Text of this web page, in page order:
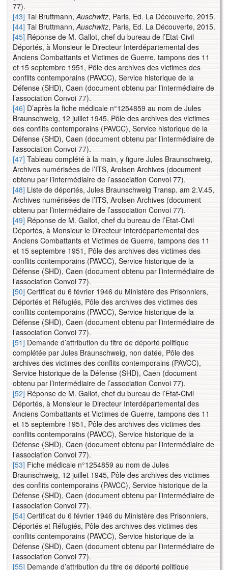
77).
[43] Tal Bruttmann,Auschwitz, Paris, Ed. La Découverte, 2015.
[44] Tal Bruttmann,Auschwitz, Paris, Ed. La Découverte, 2015.
[45] Réponse de M. Gallot, chef du bureau de l’Etat-Civil
Déportés, à Monsieur le Directeur Interdépartemental des
Anciens Combattants et Victimes de Guerre, tampons des 11
et 15 septembre 1951, Pôle des archives des victimes des
conflits contemporains (PAVCC), Service historique de la
Défense (SHD), Caen (document obtenu par l’intermédiaire de
l’association Convoi 77).
[46] D’après la fiche médicale n°1254859 au nom de Jules
Braunschweig, 12 juillet 1945, Pôle des archives des victimes
des conflits contemporains (PAVCC), Service historique de la
Défense (SHD), Caen (document obtenu par l’intermédiaire de
l’association Convoi 77).
[47] Tableau complété à la main, y figure Jules Braunschweig,
Archives numérisées de l’ITS, Arolsen Archives (document
obtenu par l’intermédiaire de l’association Convoi 77).
[48] Liste de déportés, Jules Braunschweig Transp. am 2.V.45,
Archives numérisées de l’ITS, Arolsen Archives (document
obtenu par l’intermédiaire de l’association Convoi 77).
[49] Réponse de M. Gallot, chef du bureau de l’Etat-Civil
Déportés, à Monsieur le Directeur Interdépartemental des
Anciens Combattants et Victimes de Guerre, tampons des 11
et 15 septembre 1951, Pôle des archives des victimes des
conflits contemporains (PAVCC), Service historique de la
Défense (SHD), Caen (document obtenu par l’intermédiaire de
l’association Convoi 77).
[50] Certificat du 6 février 1946 du Ministère des Prisonniers,
Déportés et Réfugiés, Pôle des archives des victimes des
conflits contemporains (PAVCC), Service historique de la
Défense (SHD), Caen (document obtenu par l’intermédiaire de
l’association Convoi 77).
[51] Demande d’attribution du titre de déporté politique
complétée par Jules Braunschweig, non datée, Pôle des
archives des victimes des conflits contemporains (PAVCC),
Service historique de la Défense (SHD), Caen (document
obtenu par l’intermédiaire de l’association Convoi 77).
[52] Réponse de M. Gallot, chef du bureau de l’Etat-Civil
Déportés, à Monsieur le Directeur Interdépartemental des
Anciens Combattants et Victimes de Guerre, tampons des 11
et 15 septembre 1951, Pôle des archives des victimes des
conflits contemporains (PAVCC), Service historique de la
Défense (SHD), Caen (document obtenu par l’intermédiaire de
l’association Convoi 77).
[53] Fiche médicale n°1254859 au nom de Jules
Braunschweig, 12 juillet 1945, Pôle des archives des victimes
des conflits contemporains (PAVCC), Service historique de la
Défense (SHD), Caen (document obtenu par l’intermédiaire de
l’association Convoi 77).
[54] Certificat du 6 février 1946 du Ministère des Prisonniers,
Déportés et Réfugiés, Pôle des archives des victimes des
conflits contemporains (PAVCC), Service historique de la
Défense (SHD), Caen (document obtenu par l’intermédiaire de
l’association Convoi 77).
[55] Demande d’attribution du titre de déporté politique